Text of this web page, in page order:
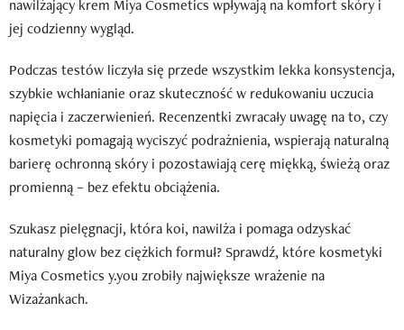
nawilżający krem Miya Cosmetics wpływają na komfort skóry i
jej codzienny wygląd.
Podczas testów liczyła się przede wszystkim lekka konsystencja,
szybkie wchłanianie oraz skuteczność w redukowaniu uczucia
napięcia i zaczerwienień. Recenzentki zwracały uwagę na to, czy
kosmetyki pomagają wyciszyć podrażnienia, wspierają naturalną
barierę ochronną skóry i pozostawiają cerę miękką, świeżą oraz
promienną – bez efektu obciążenia.
Szukasz pielęgnacji, która koi, nawilża i pomaga odzyskać
naturalny glow bez ciężkich formuł? Sprawdź, które kosmetyki
Miya Cosmetics y.you zrobiły największe wrażenie na
Wizażankach.